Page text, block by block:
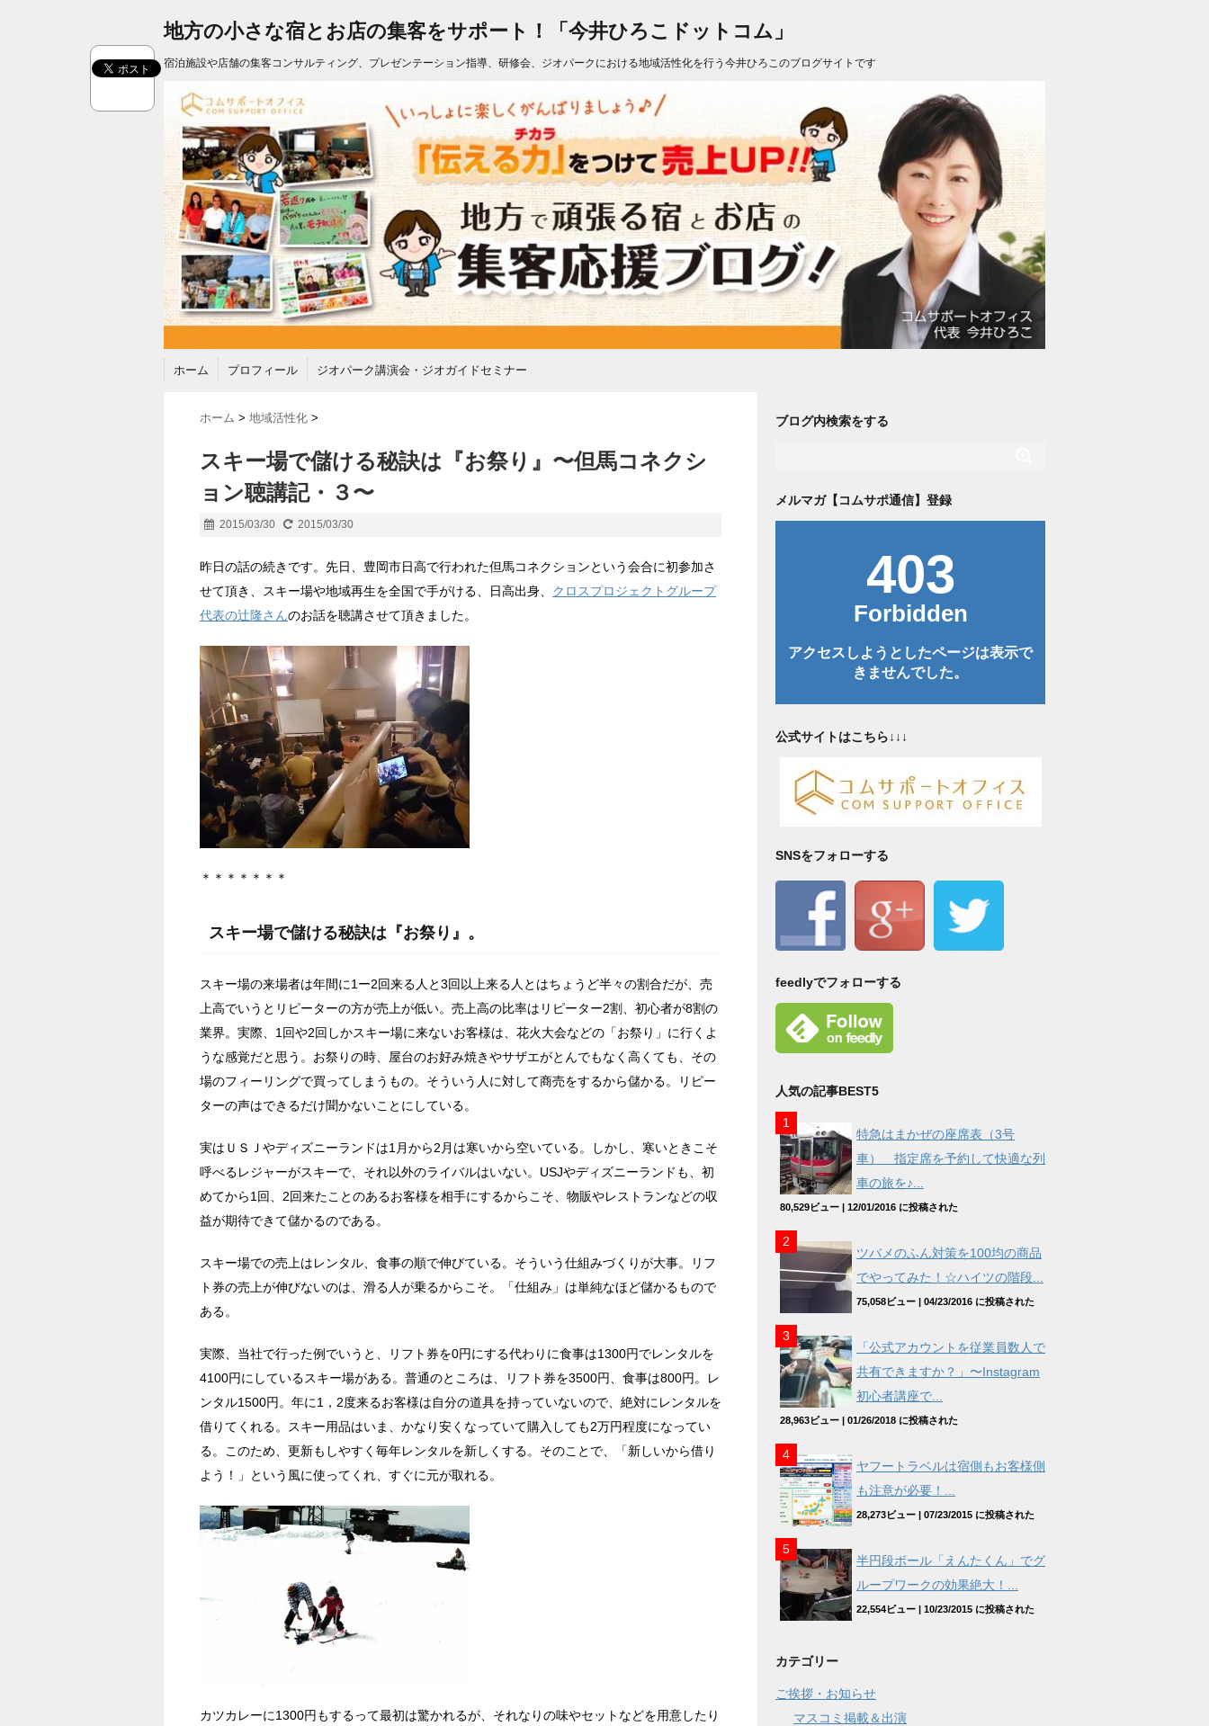
地方の小さな宿とお店の集客をサポート！「今井ひろこドットコム」
宿泊施設や店舗の集客コンサルティング、プレゼンテーション指導、研修会、ジオパークにおける地域活性化を行う今井ひろこのブログサイトです
ホーム プロフィール ジオパーク講演会・ジオガイドセミナー
ホーム > 地域活性化 >
スキー場で儲ける秘訣は『お祭り』〜但馬コネクシ
ョン聴講記・３〜
2015/03/30 2015/03/30
昨日の話の続きです。先日、豊岡市日高で行われた但馬コネクションという会合に初参加さ
せて頂き、スキー場や地域再生を全国で手がける、日高出身、 クロスプロジェクトグループ
代表の辻隆さんのお話を聴講させて頂きました。
＊＊＊＊＊＊＊
スキー場で儲ける秘訣は『お祭り』。
スキー場の来場者は年間に1ー2回来る人と3回以上来る人とはちょうど半々の割合だが、売
上高でいうとリピーターの方が売上が低い。売上高の比率はリピーター2割、初心者が8割の
業界。実際、1回や2回しかスキー場に来ないお客様は、花火大会などの「お祭り」に行くよ
うな感覚だと思う。お祭りの時、屋台のお好み焼きやサザエがとんでもなく高くても、その
場のフィーリングで買ってしまうもの。そういう人に対して商売をするから儲かる。リピー
ターの声はできるだけ聞かないことにしている。
実はＵＳＪやディズニーランドは1月から2月は寒いから空いている。しかし、寒いときこそ
呼べるレジャーがスキーで、それ以外のライバルはいない。USJやディズニーランドも、初
めてから1回、2回来たことのあるお客様を相手にするからこそ、物販やレストランなどの収
益が期待できて儲かるのである。
スキー場での売上はレンタル、食事の順で伸びている。そういう仕組みづくりが大事。リフ
ト券の売上が伸びないのは、滑る人が乗るからこそ。「仕組み」は単純なほど儲かるもので
ある。
実際、当社で行った例でいうと、リフト券を0円にする代わりに食事は1300円でレンタルを
4100円にしているスキー場がある。普通のところは、リフト券を3500円、食事は800円。レ
ンタル1500円。年に1，2度来るお客様は自分の道具を持っていないので、絶対にレンタルを
借りてくれる。スキー用品はいま、かなり安くなっていて購入しても2万円程度になってい
る。このため、更新もしやすく毎年レンタルを新しくする。そのことで、「新しいから借り
よう！」という風に使ってくれ、すぐに元が取れる。
カツカレーに1300円もするって最初は驚かれるが、それなりの味やセットなどを用意したり
ブログ内検索をする
メルマガ【コムサポ通信】登録
公式サイトはこちら↓↓↓
SNSをフォローする
feedlyでフォローする
人気の記事BEST5
特急はまかぜの座席表（3号
車） 指定席を予約して快適な列
車の旅を♪...
80,529ビュー | 12/01/2016 に投稿された
ツバメのふん対策を100均の商品
でやってみた！☆ハイツの階段...
75,058ビュー | 04/23/2016 に投稿された
「公式アカウントを従業員数人で
共有できますか？」〜Instagram
初心者講座で...
28,963ビュー | 01/26/2018 に投稿された
ヤフートラベルは宿側もお客様側
も注意が必要！...
28,273ビュー | 07/23/2015 に投稿された
半円段ボール「えんたくん」でグ
ループワークの効果絶大！...
22,554ビュー | 10/23/2015 に投稿された
カテゴリー
ご挨拶・お知らせ
マスコミ掲載＆出演